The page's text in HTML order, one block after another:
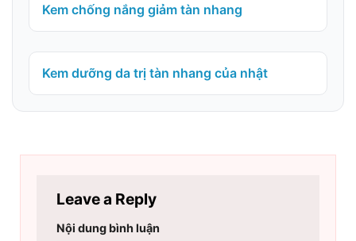
Kem chống nắng giảm tàn nhang
Kem dưỡng da trị tàn nhang của nhật
Leave a Reply
Nội dung bình luận